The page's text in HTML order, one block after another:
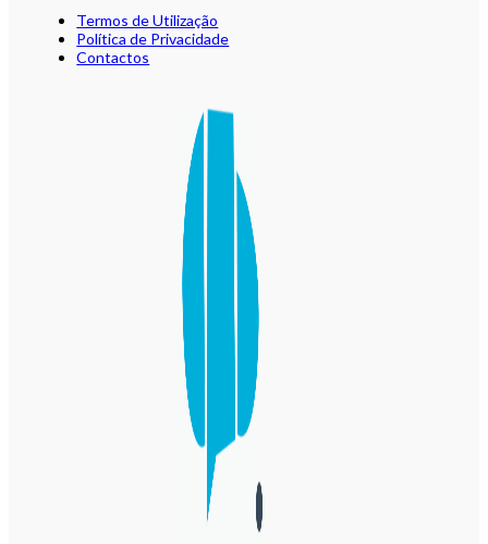
Termos de Utilização
Política de Privacidade
Contactos